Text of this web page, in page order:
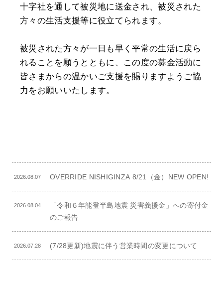
十字社を通して被災地に送金され、被災された
方々の生活支援等に役立てられます。
被災された方々が一日も早く平常の生活に戻ら
れることを願うとともに、この度の募金活動に
皆さまからの温かいご支援を賜りますようご協
力をお願いいたします。
2026.08.07 OVERRIDE NISHIGINZA 8/21（金）NEW OPEN!
2026.08.04
「令和６年能登半島地震 災害義援金」への寄付金
のご報告
2026.07.28 (7/28更新)地震に伴う営業時間の変更について